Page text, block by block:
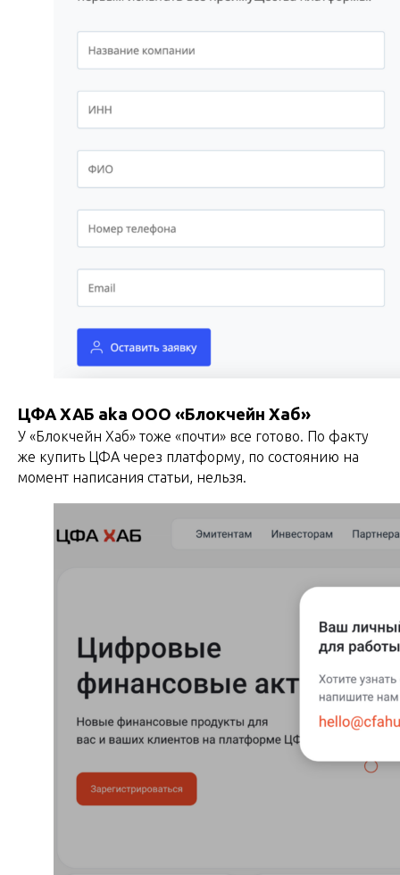
ЦФА ХАБ aka ООО «Блокчейн Хаб»
У «Блокчейн Хаб» тоже «почти» все готово. По факту
же купить ЦФА через платформу, по состоянию на
момент написания статьи, нельзя.